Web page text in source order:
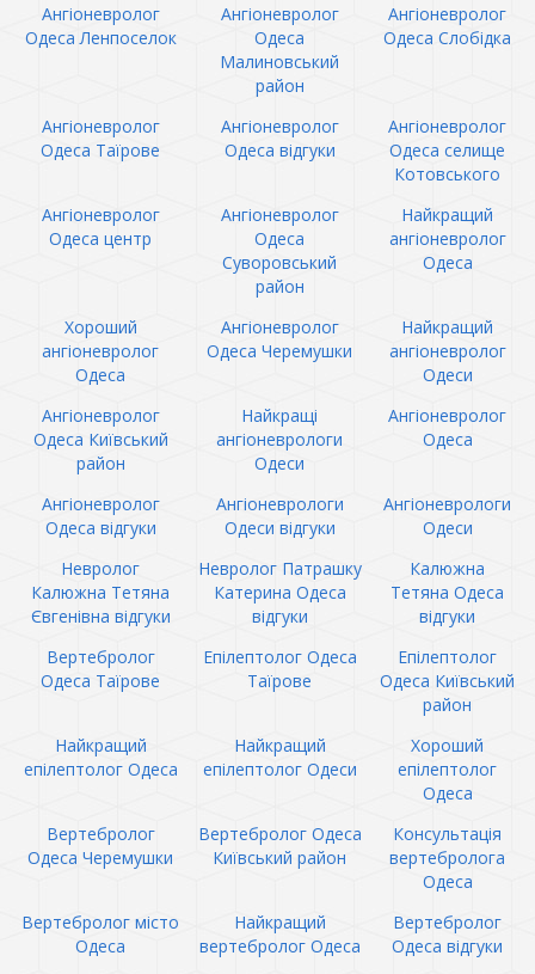
Ангіоневролог
Одеса Ленпоселок
Ангіоневролог
Одеса
Малиновський
район
Ангіоневролог
Одеса Слобідка
Ангіоневролог
Одеса Таїрове
Ангіоневролог
Одеса відгуки
Ангіоневролог
Одеса селище
Котовського
Ангіоневролог
Одеса центр
Ангіоневролог
Одеса
Суворовський
район
Найкращий
ангіоневролог
Одеса
Хороший
ангіоневролог
Одеса
Ангіоневролог
Одеса Черемушки
Найкращий
ангіоневролог
Одеси
Ангіоневролог
Одеса Київський
район
Найкращі
ангіоневрологи
Одеси
Ангіоневролог
Одеса
Ангіоневролог
Одеса відгуки
Ангіоневрологи
Одеси відгуки
Ангіоневрологи
Одеси
Невролог
Калюжна Тетяна
Євгенівна відгуки
Невролог Патрашку
Катерина Одеса
відгуки
Калюжна
Тетяна Одеса
відгуки
Вертебролог
Одеса Таїрове
Епілептолог Одеса
Таїрове
Епілептолог
Одеса Київський
район
Найкращий
епілептолог Одеса
Найкращий
епілептолог Одеси
Хороший
епілептолог
Одеса
Вертебролог
Одеса Черемушки
Вертебролог Одеса
Київський район
Консультація
вертебролога
Одеса
Вертебролог місто
Одеса
Найкращий
вертебролог Одеса
Вертебролог
Одеса відгуки